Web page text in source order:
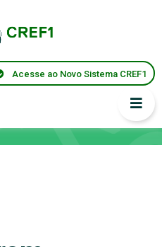
Acesse ao Novo Sistema CREF1